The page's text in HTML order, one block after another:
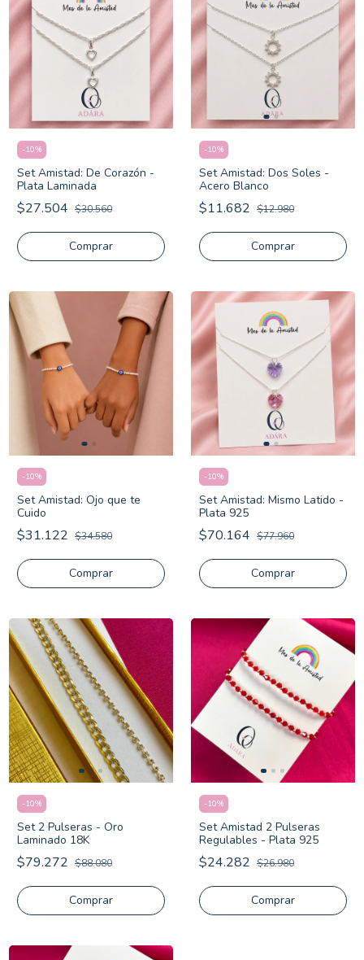
-10%
Set Amistad: De Corazón -
Plata Laminada
$27.504 $30.560
-10%
Set Amistad: Dos Soles -
Acero Blanco
$11.682 $12.980
-10%
Set Amistad: Ojo que te
Cuido
$31.122 $34.580
-10%
Set Amistad: Mismo Latido -
Plata 925
$70.164 $77.960
-10%
Set 2 Pulseras - Oro
Laminado 18K
$79.272 $88.080
-10%
Set Amistad 2 Pulseras
Regulables - Plata 925
$24.282 $26.980
Comprar